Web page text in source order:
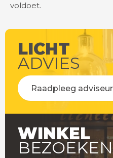
voldoet.
LICHT
ADVIES
Raadpleeg adviseur
WINKEL
BEZOEKEN